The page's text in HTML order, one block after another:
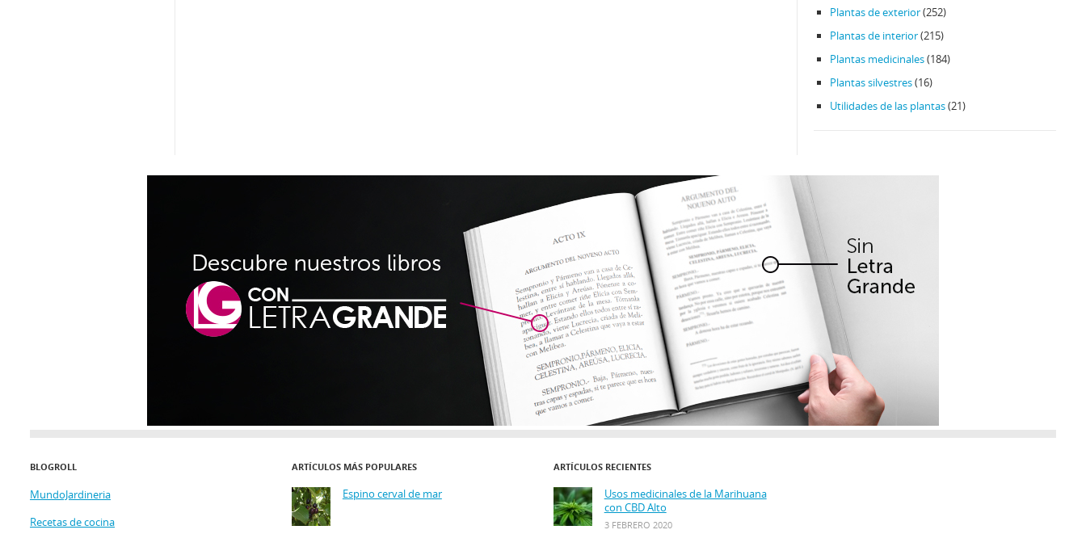
Plantas de exterior(252)
Plantas de interior(215)
Plantas medicinales(184)
Plantas silvestres(16)
Utilidades de las plantas(21)
BLOGROLL
MundoJardineria
Recetas de cocina
ARTÍCULOS MÁS POPULARES
Espino cerval de mar
ARTÍCULOS RECIENTES
Usos medicinales de la Marihuana
con CBD Alto
3 FEBRERO 2020